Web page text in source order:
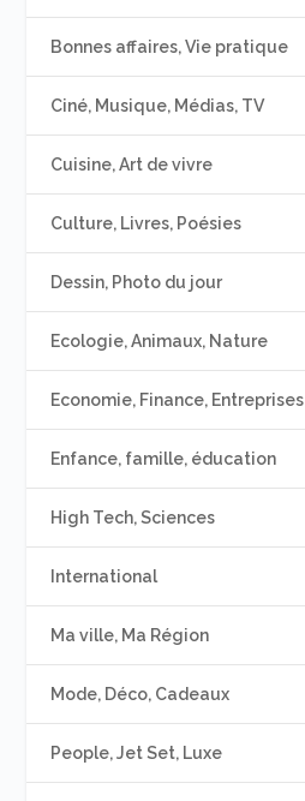
Bonnes affaires, Vie pratique
Ciné, Musique, Médias, TV
Cuisine, Art de vivre
Culture, Livres, Poésies
Dessin, Photo du jour
Ecologie, Animaux, Nature
Economie, Finance, Entreprises
Enfance, famille, éducation
High Tech, Sciences
International
Ma ville, Ma Région
Mode, Déco, Cadeaux
People, Jet Set, Luxe